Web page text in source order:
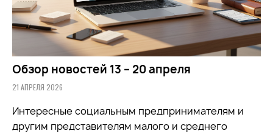
Обзор новостей 13 – 20 апреля
21 АПРЕЛЯ 2026
Интересные социальным предпринимателям и
другим представителям малого и среднего